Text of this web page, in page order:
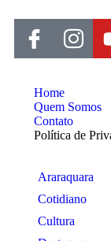
Home
Quem Somos
Contato
Política de
Araraquara
Cotidiano
Cultura